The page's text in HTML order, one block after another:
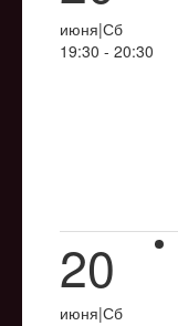
июня|Сб
19:30 - 20:30
20
июня|Сб